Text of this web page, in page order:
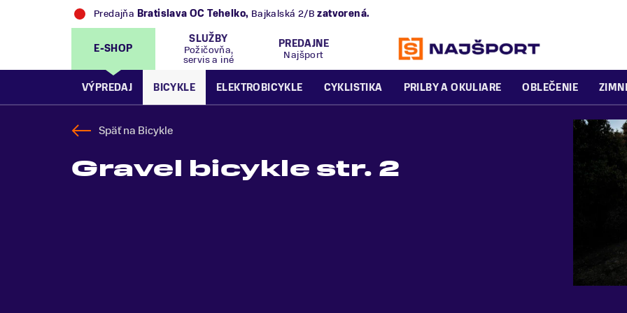
Predajňa Bratislava OC Tehelko, Bajkalská 2/B zatvorená.
E-SHOP
SLUŽBY
Požičovňa,
servis a iné
PREDAJNE
Najšport
VÝPREDAJ BICYKLE ELEKTROBICYKLE CYKLISTIKA PRILBY A OKULIARE OBLEČENIE
Späť na Bicykle
Gravel bicykle str. 2